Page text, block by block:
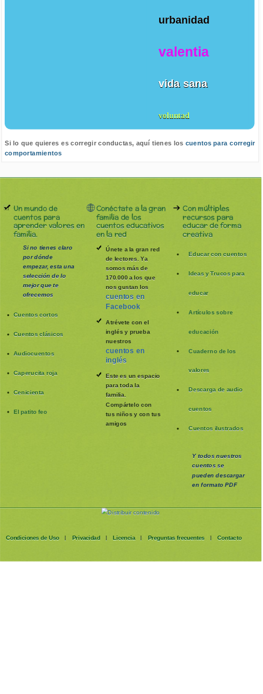
urbanidad
valentia
vida sana
voluntad
Si lo que quieres es corregir conductas, aquí tienes los cuentos para corregir
comportamientos
Un mundo de
cuentos para
aprender valores en
familia.
Si no tienes claro
por dónde
empezar, esta una
selección de lo
mejor que te
ofrecemos
Cuentos cortos
Cuentos clásicos
Audiocuentos
Caperucita roja
Cenicienta
El patito feo
Conéctate a la gran
familia de los
cuentos educativos
en la red
Únete a la gran red
de lectores. Ya
somos más de
170.000 a los que
nos gustan los
cuentos en
Facebook
Atrévete con el
inglés y prueba
nuestros
cuentos en
inglés
Este es un espacio
para toda la
familia
Compártelo con
tus niños y con tus
amigos
Con múltiples
recursos para
educar de forma
creativa
Educar con cuentos
Ideas y Trucos para
educar
Artículos sobre
educación
Cuaderno de los
valores
Descarga de audio
cuentos
Cuentos ilustrados
Y todos nuestros
cuentos se
puedendescargar
en formato PDF
Condiciones de Uso | Privacidad | Licencia | Preguntas frecuentes | Contacto